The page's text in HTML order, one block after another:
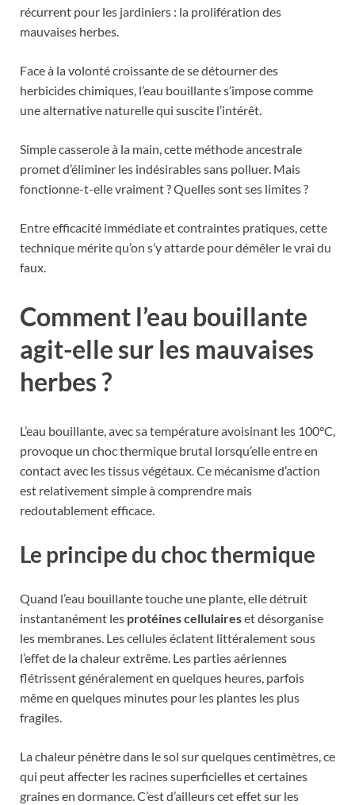
récurrent pour les jardiniers : la prolifération des
mauvaises herbes.
Face à la volonté croissante de se détourner des
herbicides chimiques, l’eau bouillante s’impose comme
une alternative naturelle qui suscite l’intérêt.
Simple casserole à la main, cette méthode ancestrale
promet d’éliminer les indésirables sans polluer. Mais
fonctionne-t-elle vraiment ? Quelles sont ses limites ?
Entre efficacité immédiate et contraintes pratiques, cette
technique mérite qu’on s’y attarde pour démêler le vrai du
faux.
Comment l’eau bouillante
agit-elle sur les mauvaises
herbes ?
L’eau bouillante, avec sa température avoisinant les 100°C,
provoque un choc thermique brutal lorsqu’elle entre en
contact avec les tissus végétaux. Ce mécanisme d’action
est relativement simple à comprendre mais
redoutablement efficace.
Le principe du choc thermique
Quand l’eau bouillante touche une plante, elle détruit
instantanément les protéines cellulaireset désorganise
les membranes. Les cellules éclatent littéralement sous
l’effet de la chaleur extrême. Les parties aériennes
flétrissent généralement en quelques heures, parfois
même en quelques minutes pour les plantes les plus
fragiles.
La chaleur pénètre dans le sol sur quelques centimètres, ce
qui peut affecter les racines superficielles et certaines
graines en dormance. C’est d’ailleurs cet effet sur les